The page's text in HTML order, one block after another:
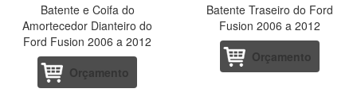
Batente e Coifa do
Amortecedor Dianteiro do
Ford Fusion 2006 a 2012
Orçamento
Batente Traseiro do Ford
Fusion 2006 a 2012
Orçamento